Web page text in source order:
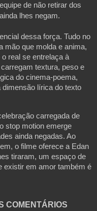
de não retirar dos
lhes negam.
dessa força. Tudo no
mão que molda e anima,
real se entrelaça à
textura, peso e
do cinema-poema,
dimensão lírica do texto
carregada de
stop motion emerge
ainda negadas. Ao
o filme oferece a Edan
tiraram, um espaço de
existir em amor também é
COMENTÁRIOS